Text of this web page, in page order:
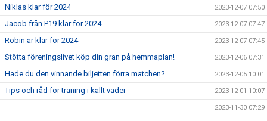
Niklas klar för 2024 2023-12-07 07:50
Jacob från P19 klar för 2024 2023-12-07 07:47
Robin är klar för 2024 2023-12-07 07:45
Stötta föreningslivet köp din gran på hemmaplan! 2023-12-06 07:31
Hade du den vinnande biljetten förra matchen? 2023-12-05 10:01
Tips och råd för träning i kallt väder 2023-12-01 10:07
2023-11-30 07:29